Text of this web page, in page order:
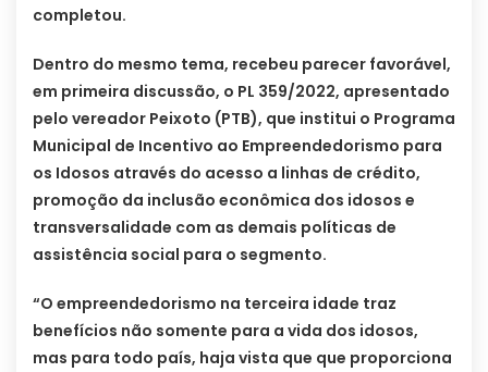
completou.
Dentro do mesmo tema, recebeu parecer favorável,
em primeira discussão, o PL 359/2022, apresentado
pelo vereador Peixoto (PTB), que institui o Programa
Municipal de Incentivo ao Empreendedorismo para
os Idosos através do acesso a linhas de crédito,
promoção da inclusão econômica dos idosos e
transversalidade com as demais políticas de
assistência social para o segmento.
“O empreendedorismo na terceira idade traz
benefícios não somente para a vida dos idosos,
mas para todo país, haja vista que que proporciona